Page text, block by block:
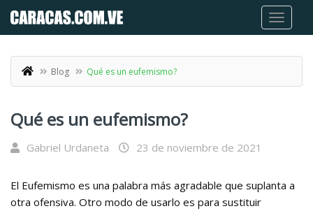
Blog Qué es un eufemismo?
Qué es un eufemismo?
Gabriel Urdaneta 23 de noviembre de 2021
El Eufemismo es una palabra más agradable que suplanta a
otra ofensiva. Otro modo de usarlo es para sustituir